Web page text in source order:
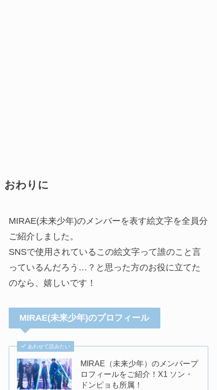
おわりに
MIRAE(未来少年)のメンバーを表す絵文字を全員分
ご紹介しました。
SNSで使用されているこの絵文字って誰のこと言
っているんだろう…？と思った方のお役に立てた
のなら、嬉しいです！
MIRAE(未来少年)のプロフィール
あわせて読みたい
MIRAE（未来少年）のメンバープ
ロフィールをご紹介！X1 ソン・
ドンピョも所属！